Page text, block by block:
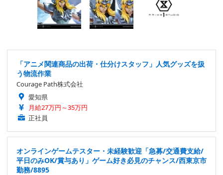
「アニメ関連商品の出荷・仕分けスタッフ」人気グッズを扱
う物流作業
Courage Path株式会社
愛知県
月給27万円～35万円
正社員
オンラインゲームテスター・未経験歓迎「急募/交通費支給/
平日のみOK/賞与あり」ゲーム好き必見のチャンス/西東京市
勤務/8895